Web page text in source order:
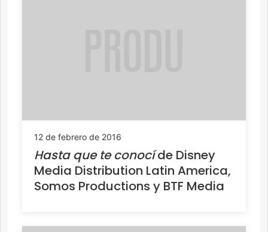
12 de febrero de 2016
Hasta que te conocíde Disney
Media Distribution Latin America,
Somos Productions y BTF Media